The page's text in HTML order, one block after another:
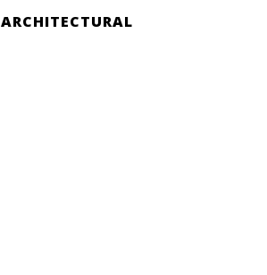
ARCHITECTURAL